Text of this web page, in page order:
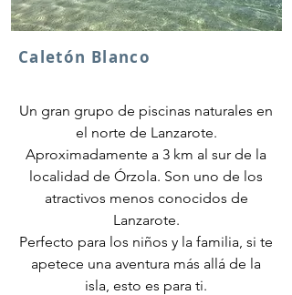
Caletón Blanco
Un gran grupo de piscinas naturales en
el norte de Lanzarote.
Aproximadamente a 3 km al sur de la
localidad de Órzola. Son uno de los
atractivos menos conocidos de
Lanzarote.
Perfecto para los niños y la familia, si te
apetece una aventura más allá de la
isla, esto es para ti.